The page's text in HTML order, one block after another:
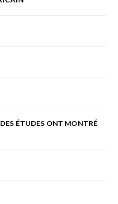
ÉTUDES ONT MONTRÉ